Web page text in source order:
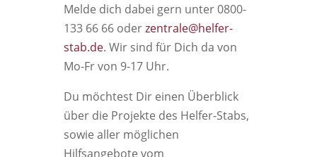
Melde dich dabei gern unter 0800-
133 66 66 oderzentrale@helfer-
stab.de. Wir sind für Dich da von
Mo-Fr von 9-17 Uhr.
Du möchtest Dir einen Überblick
über die Projekte des Helfer-Stabs,
sowie aller möglichen
Hilfsangebote vom